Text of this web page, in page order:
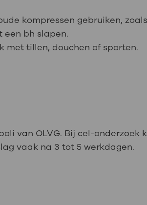
kompressen gebruiken,
een bh slapen.
met tillen, douchen of sporten.
van OLVG. Bij cel-onderzoek
vaak na 3 tot 5 werkdagen.